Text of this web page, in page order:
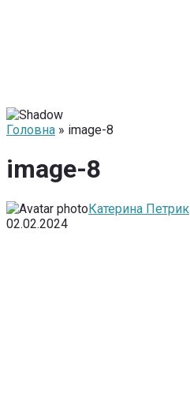
Головна » image-8
image-8
Катерина Петрик
02.02.2024